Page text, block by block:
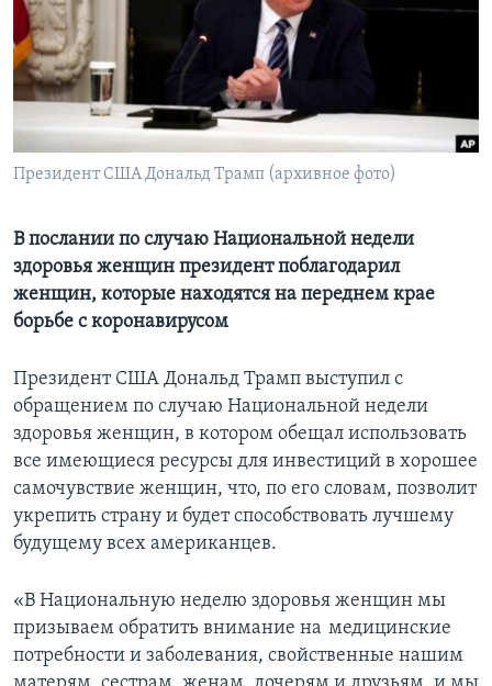
Learning English
СОЦИАЛЬНЫЕ СЕТИ
Президент США Дональд Трамп (архивное фото)
В послании по случаю Национальной недели
здоровья женщин президент поблагодарил
женщин, которые находятся на переднем крае
борьбе с коронавирусом
Президент США Дональд Трамп выступил с
обращением по случаю Национальной недели
здоровья женщин, в котором обещал использовать
все имеющиеся ресурсы для инвестиций в хорошее
самочувствие женщин, что, по его словам, позволит
укрепить страну и будет способствовать лучшему
будущему всех американцев.
«В Национальную неделю здоровья женщин мы
призываем обратить внимание на медицинские
потребности и заболевания, свойственные нашим